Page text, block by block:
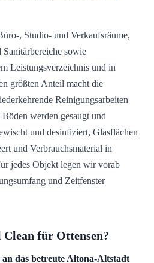
, Studio- und Verkaufsräume,
sowie
Leistungsverzeichnis und in
größten Anteil macht die
Reinigungsarbeiten
werden gesaugt und
und desinfiziert, Glasflächen
und Verbrauchsmaterial in
jedes Objekt legen wir vorab
und Zeitfenster
für Ottensen?
das betreute Altona-Altstadt